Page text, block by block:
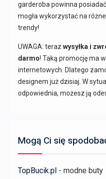
garderoba powinna
mogła wykorzystać na
trendy!
UWAGA: teraz wysyłka i
darmo! Taką promocję ma
internetowych. Dlatego
designem już dzisiaj. W
odpowiednia, możesz ją
Mogą Ci się
TopBucik.pl - modne buty